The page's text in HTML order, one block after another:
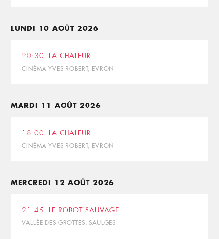
LUNDI 10 AOÛT 2026
20:30 LA CHALEUR
CINÉMA YVES ROBERT, EVRON
MARDI 11 AOÛT 2026
18:00 LA CHALEUR
CINÉMA YVES ROBERT, EVRON
MERCREDI 12 AOÛT 2026
21:45 LE ROBOT SAUVAGE
VALLÉE DES GROTTES, SAULGES